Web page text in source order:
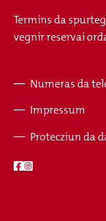
Termins da
vegnir reservai
Numeras da
Impressum
Protecziun da